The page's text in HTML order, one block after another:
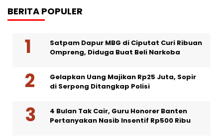
BERITA POPULER
Satpam Dapur MBG di Ciputat Curi Ribuan
Ompreng, Diduga Buat Beli Narkoba
Gelapkan Uang Majikan Rp25 Juta, Sopir
di Serpong Ditangkap Polisi
4 Bulan Tak Cair, Guru Honorer Banten
Pertanyakan Nasib Insentif Rp500 Ribu